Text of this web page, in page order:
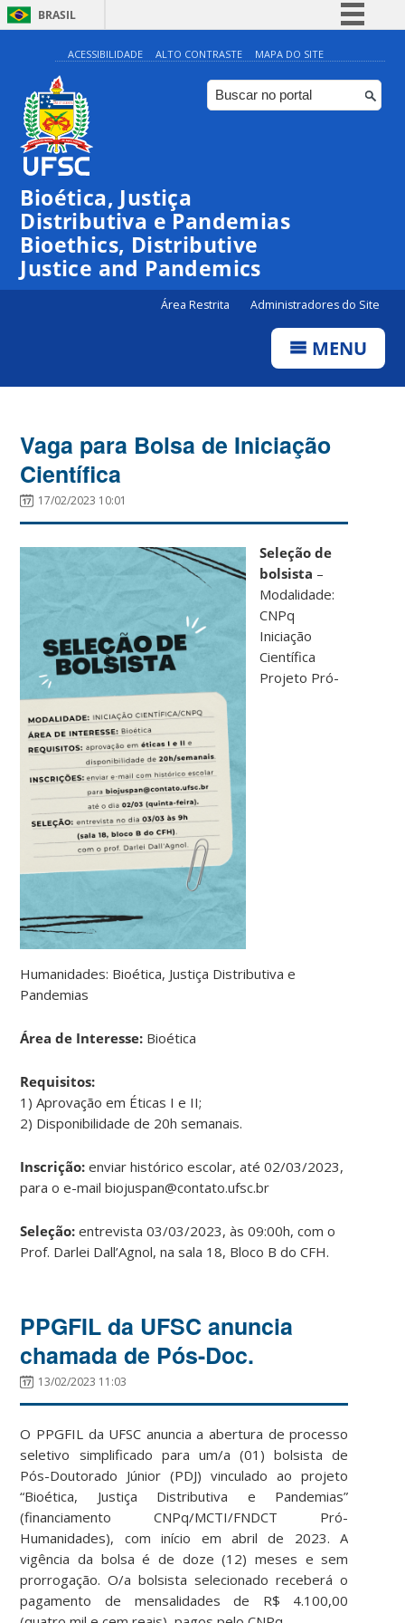
BRASIL
Simplifique!
Comunica BR
Participe
ACESSIBILIDADE ALTO CONTRASTE MAPA DO SITE
Bioética, Justiça
Distributiva e Pandemias
Bioethics, Distributive
Justice and Pandemics
Área Restrita Administradores do Site
MENU
Vaga para Bolsa de Iniciação
Científica
17/02/2023 10:01
Seleção de
bolsista –
Modalidade:
CNPq
Iniciação
Científica
Projeto Pró-
Humanidades: Bioética, Justiça Distributiva e
Pandemias
Área de Interesse: Bioética
Requisitos:
1) Aprovação em Éticas I e II;
2) Disponibilidade de 20h semanais.
Inscrição: enviar histórico escolar, até 02/03/2023,
para o e-mail biojuspan@contato.ufsc.br
Seleção: entrevista 03/03/2023, às 09:00h, com o
Prof. Darlei Dall’Agnol, na sala 18, Bloco B do CFH.
PPGFIL da UFSC anuncia
chamada de Pós-Doc.
13/02/2023 11:03
O PPGFIL da UFSC anuncia a abertura de processo
seletivo simplificado para um/a (01) bolsista de
Pós-Doutorado Júnior (PDJ) vinculado ao projeto
“Bioética, Justiça Distributiva e Pandemias”
(financiamento CNPq/MCTI/FNDCT Pró-
Humanidades), com início em abril de 2023. A
vigência da bolsa é de doze (12) meses e sem
prorrogação. O/a bolsista selecionado receberá o
pagamento de mensalidades de R$ 4.100,00